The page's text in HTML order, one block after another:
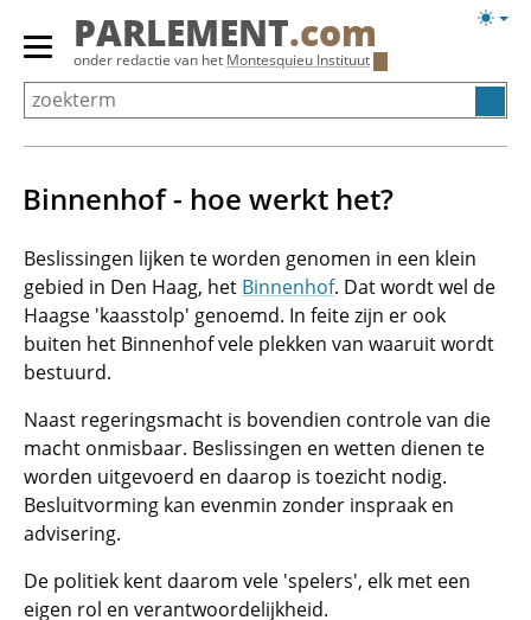
Overslaan
Primair
menu
tonen/verbergen
PARLEMENT.com
onder redactie van het Montesquieu Instituut
Binnenhof - hoe werkt het?
Beslissingen lijken te worden genomen in een klein
gebied in Den Haag, het Binnenhof. Dat wordt wel de
Haagse 'kaasstolp' genoemd. In feite zijn er ook
buiten het Binnenhof vele plekken van waaruit wordt
bestuurd.
Naast regeringsmacht is bovendien controle van die
macht onmisbaar. Beslissingen en wetten dienen te
worden uitgevoerd en daarop is toezicht nodig.
Besluitvorming kan evenmin zonder inspraak en
advisering.
De politiek kent daarom vele 'spelers', elk met een
eigen rol en verantwoordelijkheid.